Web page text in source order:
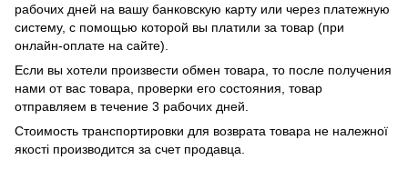
рабочих дней на вашу банковскую карту или через платежную
систему, с помощью которой вы платили за товар (при
онлайн-оплате на сайте).
Если вы хотели произвести обмен товара, то после получения
нами от вас товара, проверки его состояния, товар
отправляем в течение 3 рабочих дней.
Стоимость транспортировки для возврата товара не належної
якості производится за счет продавца.